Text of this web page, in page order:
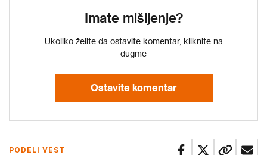
Imate mišljenje?
Ukoliko želite da ostavite komentar, kliknite na
dugme
Ostavite komentar
PODELI VEST